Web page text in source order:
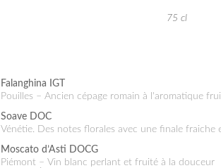
75 cl
Falanghina IGT
Pouilles – Ancien cépage romain à l'aromatique
Soave DOC
Vénétie. Des notes florales avec une finale fraiche
Moscato d’Asti DOCG
Piémont – Vin blanc perlant et fruité à la douceur